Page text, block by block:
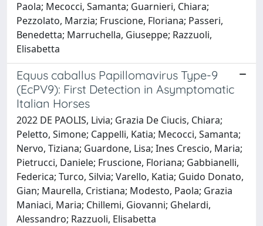
Paola; Mecocci, Samanta; Guarnieri, Chiara;
Pezzolato, Marzia; Fruscione, Floriana; Passeri,
Benedetta; Marruchella, Giuseppe; Razzuoli,
Elisabetta
Equus caballus Papillomavirus Type-9
(EcPV9): First Detection in Asymptomatic
Italian Horses
2022 DE PAOLIS, Livia; Grazia De Ciucis, Chiara;
Peletto, Simone; Cappelli, Katia; Mecocci, Samanta;
Nervo, Tiziana; Guardone, Lisa; Ines Crescio, Maria;
Pietrucci, Daniele; Fruscione, Floriana; Gabbianelli,
Federica; Turco, Silvia; Varello, Katia; Guido Donato,
Gian; Maurella, Cristiana; Modesto, Paola; Grazia
Maniaci, Maria; Chillemi, Giovanni; Ghelardi,
Alessandro; Razzuoli, Elisabetta